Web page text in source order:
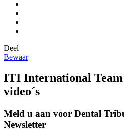
Deel
Bewaar
ITI International
video´s
Meld u aan voor Dental
Newsletter